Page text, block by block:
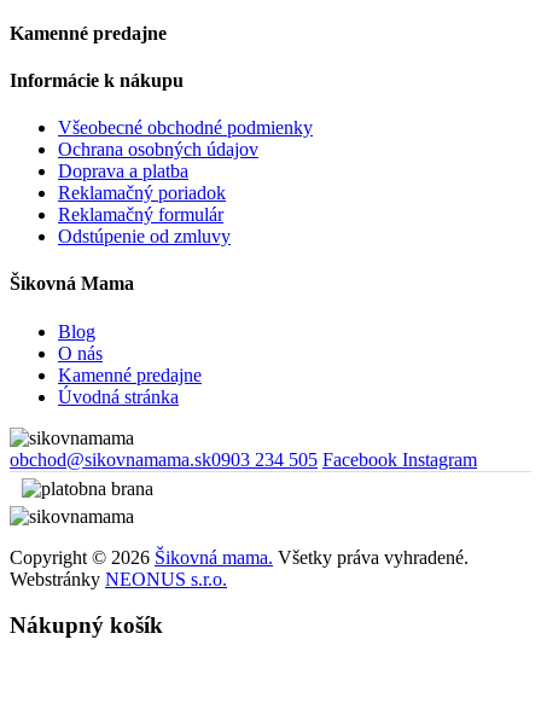
Kamenné predajne
Informácie k nákupu
Všeobecné obchodné podmienky
Ochrana osobných údajov
Doprava a platba
Reklamačný poriadok
Reklamačný formulár
Odstúpenie od zmluvy
Šikovná Mama
Blog
O nás
Kamenné predajne
Úvodná stránka
obchod@sikovnamama.sk0903 234 505 Facebook Instagram
Copyright © 2026 Šikovná mama. Všetky práva vyhradené.
Webstránky NEONUS s.r.o.
Nákupný košík